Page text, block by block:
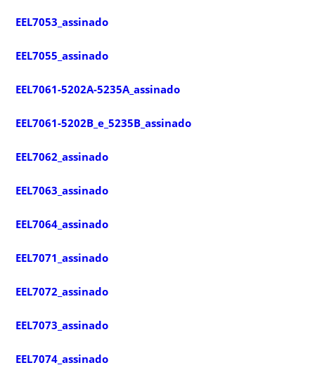
EEL7053_assinado
EEL7055_assinado
EEL7061-5202A-5235A_assinado
EEL7061-5202B_e_5235B_assinado
EEL7062_assinado
EEL7063_assinado
EEL7064_assinado
EEL7071_assinado
EEL7072_assinado
EEL7073_assinado
EEL7074_assinado